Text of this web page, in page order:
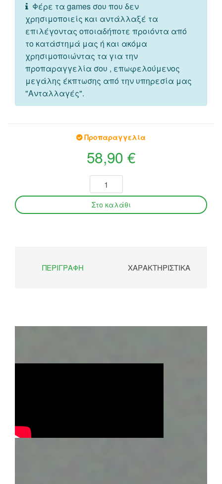
Φέρε τα games σου που δεν
χρησιμοποιείς και αντάλλαξέ τα
επιλέγοντας οποιαδήποτε προιόντα από
το κατάστημά μας ή και ακόμα
χρησιμοποιώντας τα για την
προπαραγγελία σου , επωφελούμενος
μεγάλης έκπτωσης από την υπηρεσία μας
"Ανταλλαγές".
Προπαραγγελία
58,90 €
ΠΕΡΙΓΡΑΦΉ ΧΑΡΑΚΤΗΡΙΣΤΙΚΆ